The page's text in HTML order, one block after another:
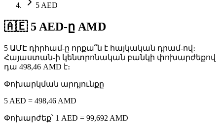
5 AED
🇦🇪 5 AED-ը AMD
5 ԱՄԷ դիրհամ-ը որքա՞ն է հայկական դրամ-ով։
Հայաստան-ի կենտրոնական բանկի փոխարժեքով
դա 498,46 AMD է։
Փոխարկման արդյունքը
5 AED = 498,46 AMD
Փոխարժեք՝ 1 AED = 99,692 AMD